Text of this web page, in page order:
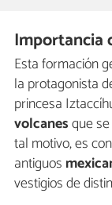
Importancia
Esta formación
la protagonista
princesa
volcanesque
tal motivo, es
antiguos
vestigios de